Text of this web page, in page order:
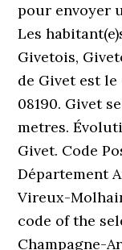
pour envoyer
Les
Givetois,
de Givet est
08190. Givet
metres.
Givet. Code
Département
Vireux-
code of the
Champagne-